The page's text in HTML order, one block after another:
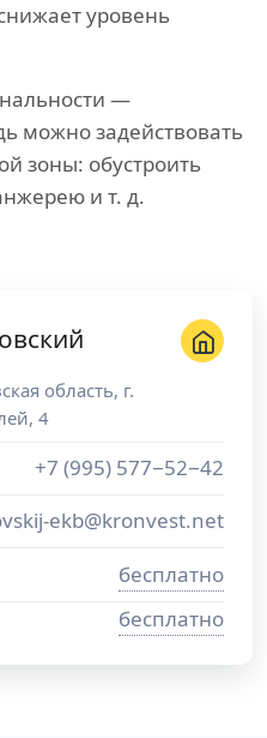
уровень
—
можно задействовать
зоны: обустроить
и т. д.
область, г.
4
+7 (995) 577−52−42
ekb@kronvest.net
бесплатно
бесплатно